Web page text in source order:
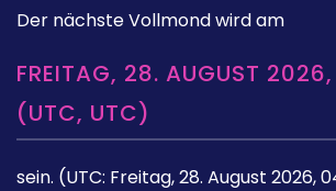
Der nächste Vollmond wird am
FREITAG, 28. AUGUST
(UTC, UTC)
sein. (UTC: Freitag, 28. August 2026,